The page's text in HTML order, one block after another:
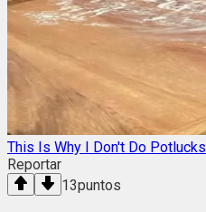
This Is Why I Don't Do Potlucks
Reportar
13puntos